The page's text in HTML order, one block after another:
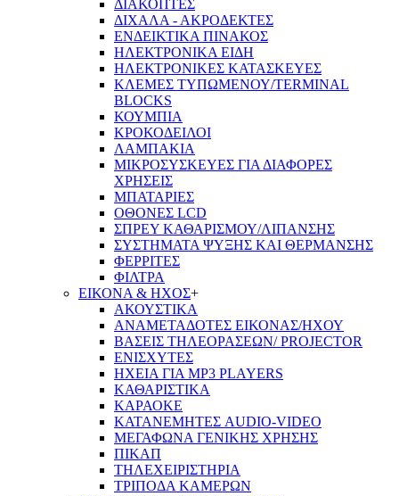
ΔΙΑΚΟΠΤΕΣ
ΔΙΧΑΛΑ - ΑΚΡΟΔΕΚΤΕΣ
ΕΝΔΕΙΚΤΙΚΑ ΠΙΝΑΚΟΣ
ΗΛΕΚΤΡΟΝΙΚΑ ΕΙΔΗ
ΗΛΕΚΤΡΟΝΙΚΕΣ ΚΑΤΑΣΚΕΥΕΣ
ΚΛΕΜΕΣ ΤΥΠΩΜΕΝΟΥ/TERMINAL
BLOCKS
ΚΟΥΜΠΙΑ
ΚΡΟΚΟΔΕΙΛΟΙ
ΛΑΜΠΑΚΙΑ
ΜΙΚΡΟΣΥΣΚΕΥΕΣ ΓΙΑ ΔΙΑΦΟΡΕΣ
ΧΡΗΣΕΙΣ
ΜΠΑΤΑΡΙΕΣ
ΟΘΟΝΕΣ LCD
ΣΠΡΕΥ ΚΑΘΑΡΙΣΜΟΥ/ΛΙΠΑΝΣΗΣ
ΣΥΣΤΗΜΑΤΑ ΨΥΞΗΣ ΚΑΙ ΘΕΡΜΑΝΣΗΣ
ΦΕΡΡΙΤΕΣ
ΦΙΛΤΡΑ
ΕΙΚΟΝΑ & ΗΧΟΣ+
ΑΚΟΥΣΤΙΚΑ
ΑΝΑΜΕΤΑΔΟΤΕΣ ΕΙΚΟΝΑΣ/ΗΧΟΥ
ΒΑΣΕΙΣ ΤΗΛΕOΡΑΣΕΩΝ/ PROJECTOR
ΕΝΙΣΧΥΤΕΣ
ΗΧΕΙΑ ΓΙΑ MP3 PLAYERS
ΚΑΘΑΡΙΣΤΙΚΑ
ΚΑΡΑΟΚΕ
ΚΑΤΑΝΕΜΗΤΕΣ AUDIO-VIDEO
ΜΕΓΑΦΩΝΑ ΓΕΝΙΚΗΣ ΧΡΗΣΗΣ
ΠΙΚΑΠ
ΤΗΛΕΧΕΙΡΙΣΤΗΡΙΑ
ΤΡΙΠΟΔΑ ΚΑΜΕΡΩΝ